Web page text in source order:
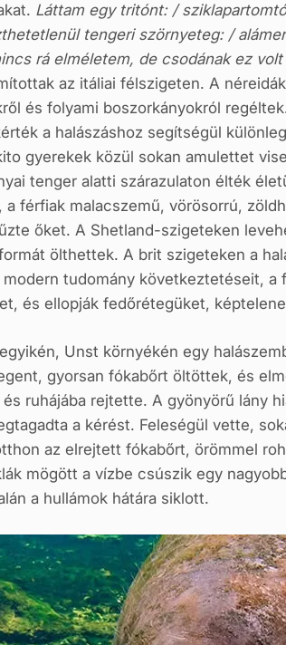
Láttam egy tritónt: /
tengeri szörnyeteg: /
rá elméletem, de csodának ez volt
az itáliai félszigeten. A
és folyami boszorkányokról
a halászáshoz segítségül
gyerekek közül sokan amulettet
tenger alatti szárazulaton élték
férfiak malacszemű, vörösorrú,
őket. A Shetland-szigeteken
ölthettek. A brit szigeteken a
tudomány következtetéseit,
és ellopják fedőrétegüket,
Unst környékén egy
gyorsan fókabőrt öltöttek, és
ruhájába rejtette. A gyönyörű lány
a kérést. Feleségül vette,
az elrejtett fókabőrt, örömmel
mögött a vízbe csúszik egy
a hullámok hátára siklott.